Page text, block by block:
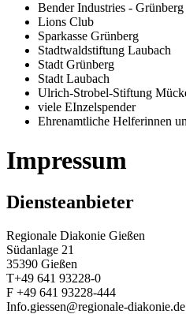
Bender Industries - Grünberg
Lions Club
Sparkasse Grünberg
Stadtwaldstiftung Laubach
Stadt Grünberg
Stadt Laubach
Ulrich-Strobel-Stiftung
viele EInzelspender
Ehrenamtliche Helferinnen
Impressum
Diensteanbieter
Regionale Diakonie Gießen
Südanlage 21
35390 Gießen
T+49 641 93228-0
F +49 641 93228-444
Info.giessen@regionale-diakonie.de